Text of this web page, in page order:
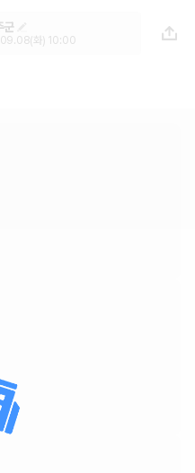
월렌트 추천 |
교 렌트카 카모
군
화) 10:00